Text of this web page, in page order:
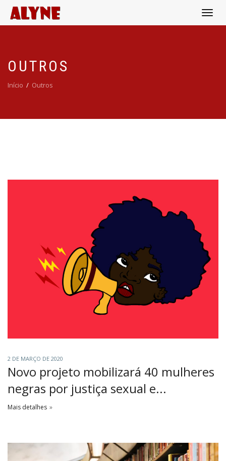
Alternar
OUTROS
Início / Outros
2 DE MARÇO DE 2020
Novo projeto mobilizará 40 mulheres
negras por justiça sexual e...
Mais detalhes